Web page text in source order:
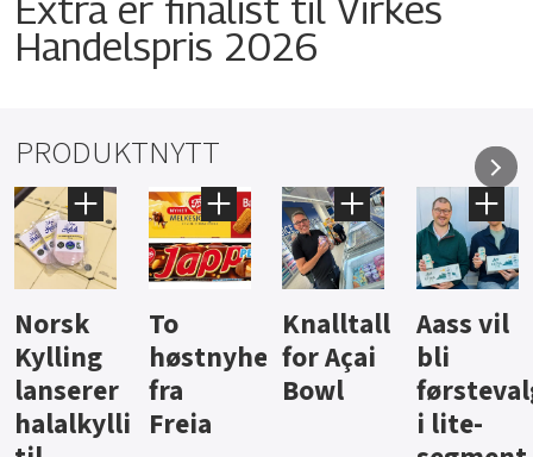
Extra er finalist til Virkes
Handelspris 2026
PRODUKTNYTT
Knalltall
for Açai
Bowl
Aass vil
bli
førstevalg
i lite-
Brus og
jus fra
Berentsen
Hard
iste fra
Hansa